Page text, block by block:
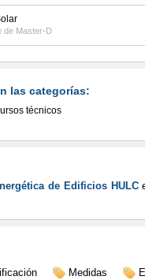
de Master-D
las categorías:
técnicos
de Edificios HULC
Medidas